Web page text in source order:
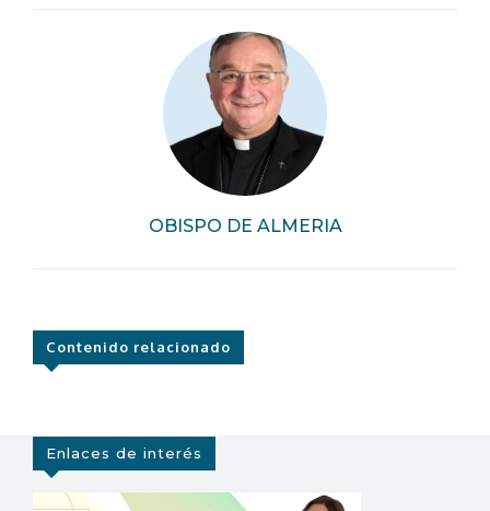
OBISPO DE ALMERIA
Contenido relacionado
Enlaces de interés